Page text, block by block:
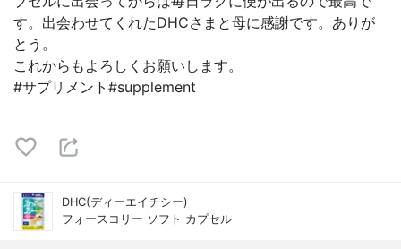
す。出会わせてくれたDHCさまと母に感謝です。ありが
とう。
これからもよろしくお願いします。
#サプリメント#supplement
DHC(ディーエイチシー)
フォースコリー ソフト カプセル